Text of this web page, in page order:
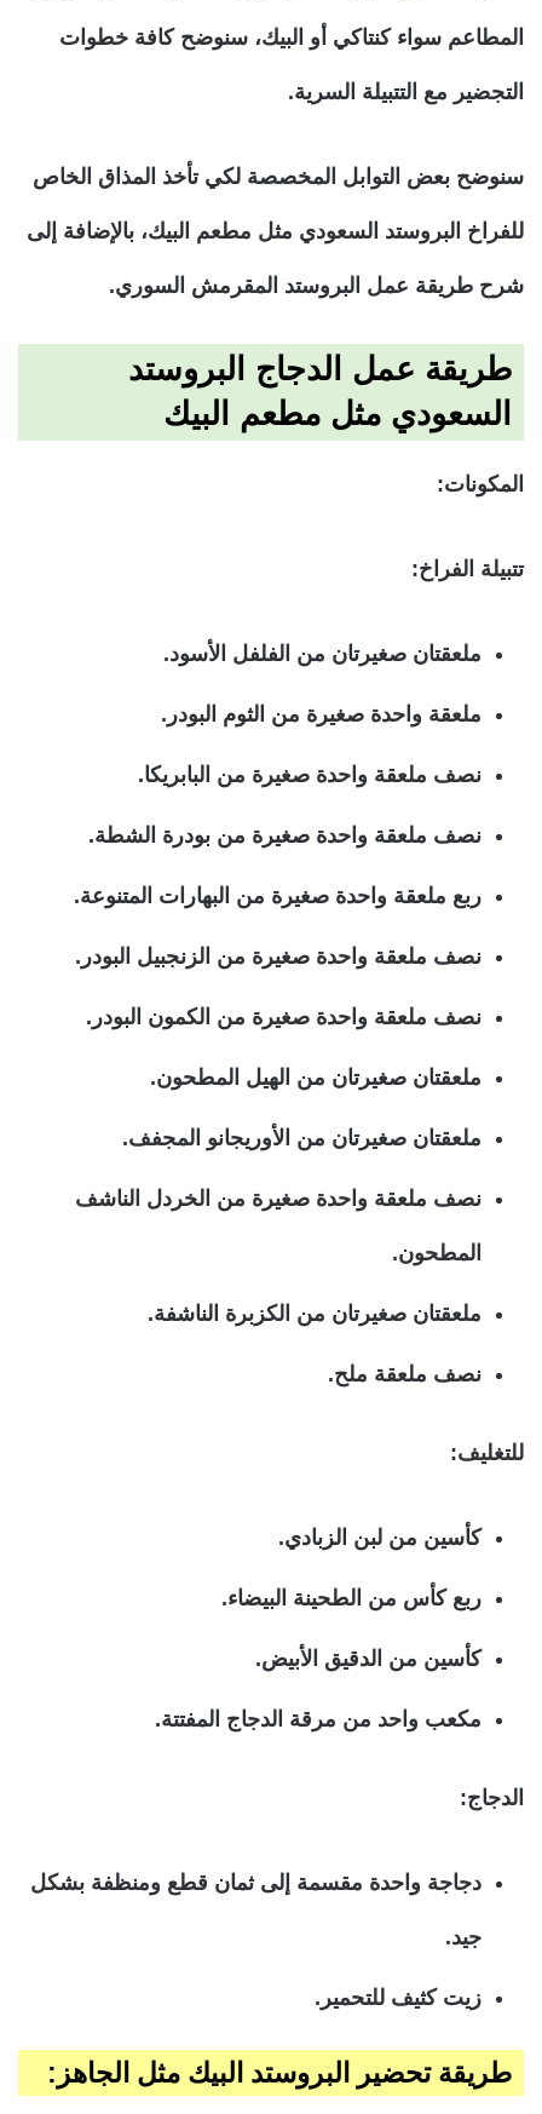
المطاعم سواء كنتاكي أو البيك، سنوضح كافة خطوات
التجضير مع التتبيلة السرية.
سنوضح بعض التوابل المخصصة لكي تأخذ المذاق الخاص
للفراخ البروستد السعودي مثل مطعم البيك، بالإضافة إلى
شرح طريقة عمل البروستد المقرمش السوري.
طريقة عمل الدجاج البروستد
السعودي مثل مطعم البيك
المكونات:
تتبيلة الفراخ:
ملعقتان صغيرتان من الفلفل الأسود.
ملعقة واحدة صغيرة من الثوم البودر.
نصف ملعقة واحدة صغيرة من البابريكا.
نصف ملعقة واحدة صغيرة من بودرة الشطة.
ربع ملعقة واحدة صغيرة من البهارات المتنوعة.
نصف ملعقة واحدة صغيرة من الزنجبيل البودر.
نصف ملعقة واحدة صغيرة من الكمون البودر.
ملعقتان صغيرتان من الهيل المطحون.
ملعقتان صغيرتان من الأوريجانو المجفف.
نصف ملعقة واحدة صغيرة من الخردل الناشف
المطحون.
ملعقتان صغيرتان من الكزبرة الناشفة.
نصف ملعقة ملح.
للتغليف:
كأسين من لبن الزبادي.
ربع كأس من الطحينة البيضاء.
كأسين من الدقيق الأبيض.
مكعب واحد من مرقة الدجاج المفتتة.
الدجاج:
دجاجة واحدة مقسمة إلى ثمان قطع ومنظفة بشكل
جيد.
زيت كثيف للتحمير.
طريقة تحضير البروستد البيك مثل الجاهز: